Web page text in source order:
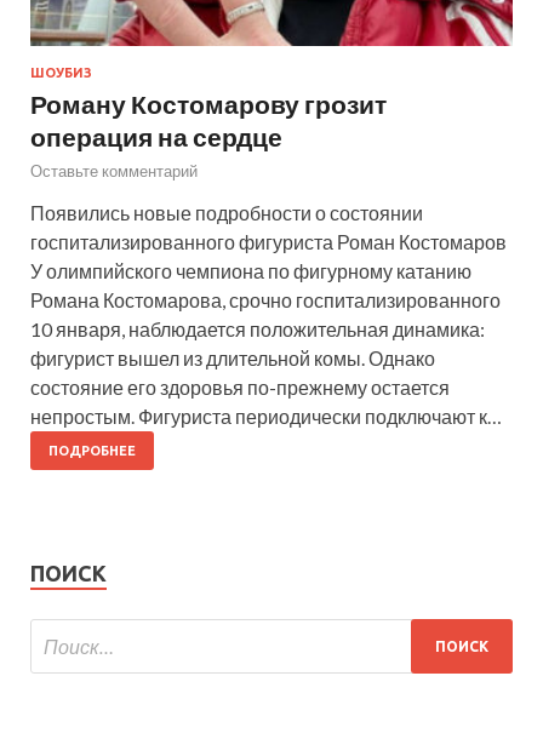
ШОУБИЗ
Роману Костомарову грозит
операция на сердце
Оставьте комментарий
Появились новые подробности о состоянии
госпитализированного фигуриста Роман Костомаров
У олимпийского чемпиона по фигурному катанию
Романа Костомарова, срочно госпитализированного
10 января, наблюдается положительная динамика:
фигурист вышел из длительной комы. Однако
состояние его здоровья по-прежнему остается
непростым. Фигуриста периодически подключают к…
ПОДРОБНЕЕ
ПОИСК